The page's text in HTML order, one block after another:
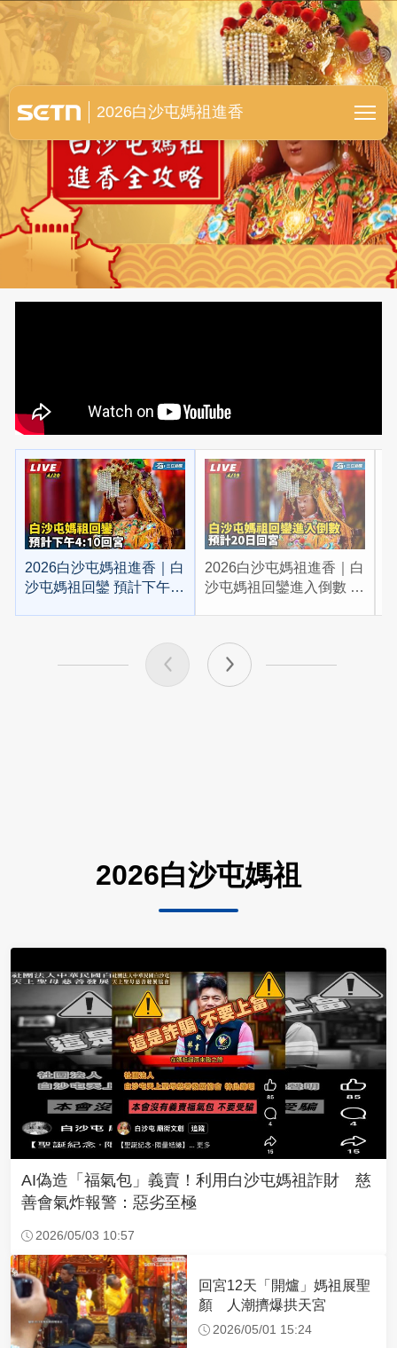
白沙屯媽祖進香全紀錄
2026白沙屯媽祖進香
2026白沙屯媽祖進香｜白
沙屯媽祖回鑾 預計下午
2026白沙屯媽祖進香｜白
沙屯媽祖回鑾進入倒數 預
2026白沙屯媽祖
AI偽造「福氣包」義賣！利用白沙屯媽祖詐財 慈
善會氣炸報警：惡劣至極
2026/05/03 10:57
回宮12天「開爐」媽祖展聖
顏 人潮擠爆拱天宮
2026/05/01 15:24